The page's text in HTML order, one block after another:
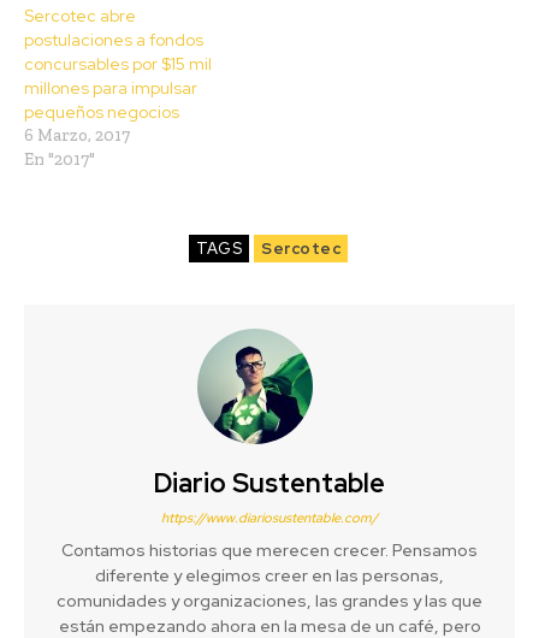
Sercotec abre
postulaciones a fondos
concursables por $15 mil
millones para impulsar
pequeños negocios
6 Marzo, 2017
En "2017"
TAGS Sercotec
Diario Sustentable
https://www.diariosustentable.com/
Contamos historias que merecen crecer. Pensamos
diferente y elegimos creer en las personas,
comunidades y organizaciones, las grandes y las que
están empezando ahora en la mesa de un café, pero